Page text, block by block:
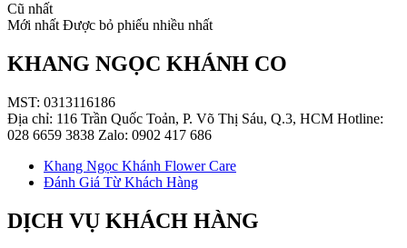
Cũ nhất
Mới nhất Được bỏ phiếu nhiều nhất
KHANG NGỌC KHÁNH CO
MST: 0313116186
Địa chỉ: 116 Trần Quốc Toản, P. Võ Thị Sáu, Q.3, HCM Hotline:
028 6659 3838 Zalo: 0902 417 686
Khang Ngọc Khánh Flower Care
Đánh Giá Từ Khách Hàng
DỊCH VỤ KHÁCH HÀNG